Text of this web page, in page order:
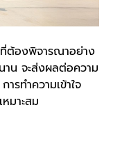
ต้องพิจารณาอย่าง
าน จะส่งผลต่อความ
รทำความเข้าใจ
มาะสม